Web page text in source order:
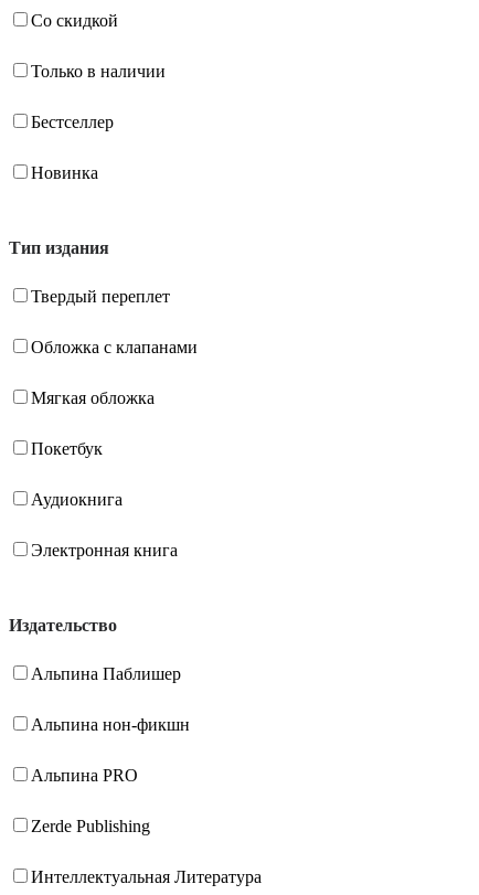
Со скидкой
Только в наличии
Бестселлер
Новинка
Тип издания
Твердый переплет
Обложка с клапанами
Мягкая обложка
Покетбук
Аудиокнига
Электронная книга
Издательство
Альпина Паблишер
Альпина нон-фикшн
Альпина PRO
Zerde Publishing
Интеллектуальная Литература